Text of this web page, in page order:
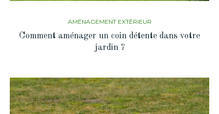
AMÉNAGEMENT EXTÉRIEUR
Comment aménager un coin détente dans votre
jardin ?